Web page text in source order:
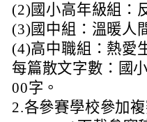
(2)國小高年級組：
(3)國中組：溫暖人
(4)高中職組：熱愛
每篇散文字數：國
00字。
2.各參賽學校參加